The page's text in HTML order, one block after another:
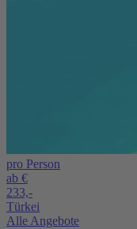
pro Person
ab €
233,-
Türkei
Alle Angebote